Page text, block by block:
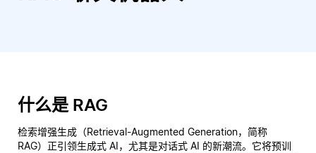
什么是 RAG
检索增强生成（Retrieval-Augmented Generation，简称
RAG）正引领生成式 AI，尤其是对话式 AI 的新潮流。它将预训